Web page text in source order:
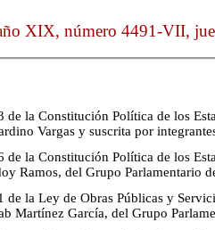
XIX, número 4491-VII,
de la Constitución Política de los
Vargas y suscrita por
de la Constitución Política de los
Ramos, del Grupo Parlamentario
la Ley de Obras Públicas y
Martínez García, del Grupo